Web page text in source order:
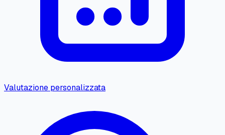
Valutazione personalizzata